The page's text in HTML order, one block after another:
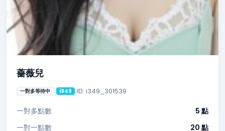
薔薇兒
一對多等待中 i349 ID: i349_301539
一對多點數
5 點
一對一點數
20 點